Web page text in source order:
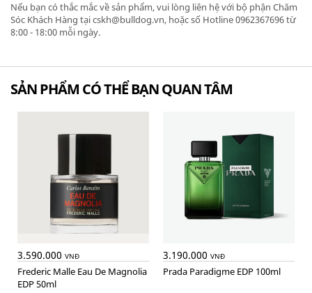
Nếu bạn có thắc mắc về sản phẩm, vui lòng liên hệ với bộ phận Chăm
Sóc Khách Hàng tại cskh@bulldog.vn, hoặc số Hotline 0962367696 từ
8:00 - 18:00 mỗi ngày.
SẢN PHẨM CÓ THỂ BẠN QUAN TÂM
3.590.000 VNĐ
Frederic Malle Eau De Magnolia
EDP 50ml
3.190.000 VNĐ
Prada Paradigme EDP 100ml